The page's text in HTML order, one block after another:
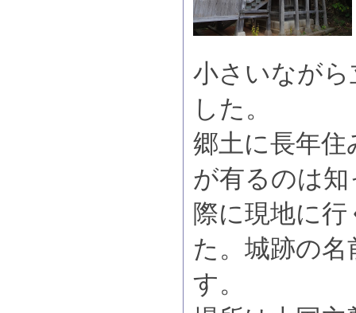
小さいなが
した。
郷土に長年
が有るのは
際に現地に
た。城跡の
す。